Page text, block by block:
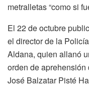
metralletas “como si
El 22 de octubre
el director de la
Aldana, quien allanó
orden de
José Balzatar Pisté